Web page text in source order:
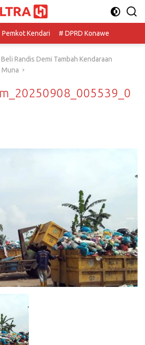
Pemkot Kendari # DPRD Konawe
Randis Demi Tambah Kendaraan
Muna